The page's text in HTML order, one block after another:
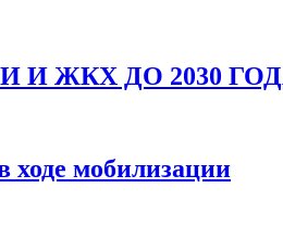
И ЖКХ ДО 2030
ходе мобилизации